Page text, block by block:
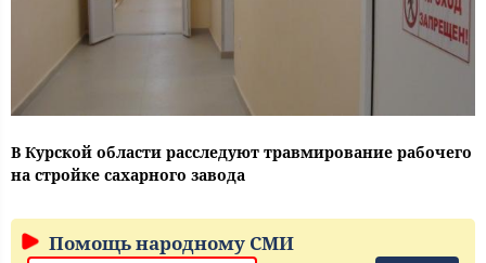
В Курской области расследуют травмирование рабочего
на стройке сахарного завода
Помощь народному СМИ